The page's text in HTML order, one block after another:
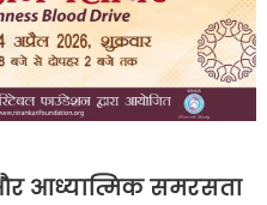
आध्यात्मिक समरसता